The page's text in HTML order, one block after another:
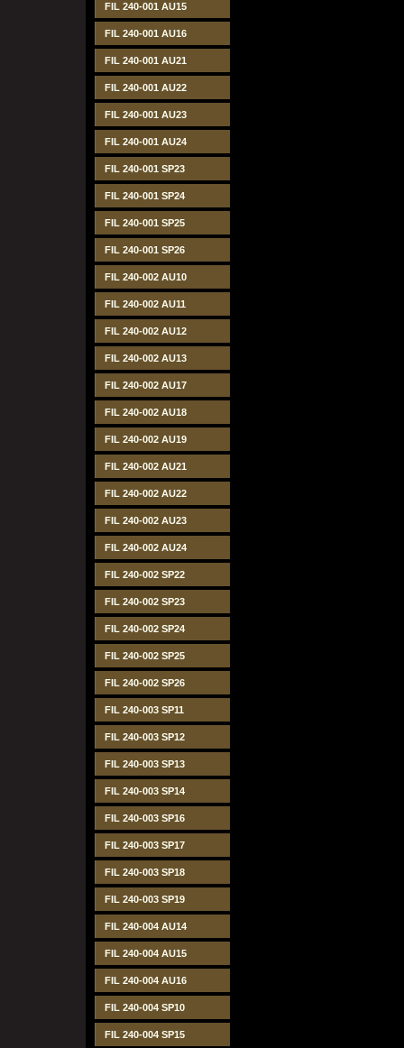
FIL 240-001 AU15
FIL 240-001 AU16
FIL 240-001 AU21
FIL 240-001 AU22
FIL 240-001 AU23
FIL 240-001 AU24
FIL 240-001 SP23
FIL 240-001 SP24
FIL 240-001 SP25
FIL 240-001 SP26
FIL 240-002 AU10
FIL 240-002 AU11
FIL 240-002 AU12
FIL 240-002 AU13
FIL 240-002 AU17
FIL 240-002 AU18
FIL 240-002 AU19
FIL 240-002 AU21
FIL 240-002 AU22
FIL 240-002 AU23
FIL 240-002 AU24
FIL 240-002 SP22
FIL 240-002 SP23
FIL 240-002 SP24
FIL 240-002 SP25
FIL 240-002 SP26
FIL 240-003 SP11
FIL 240-003 SP12
FIL 240-003 SP13
FIL 240-003 SP14
FIL 240-003 SP16
FIL 240-003 SP17
FIL 240-003 SP18
FIL 240-003 SP19
FIL 240-004 AU14
FIL 240-004 AU15
FIL 240-004 AU16
FIL 240-004 SP10
FIL 240-004 SP15